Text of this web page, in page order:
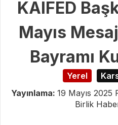
KAIFED
Mayıs
Bayramı
Yerel
Yayınlama: 19 Mayıs 2025
Birlik